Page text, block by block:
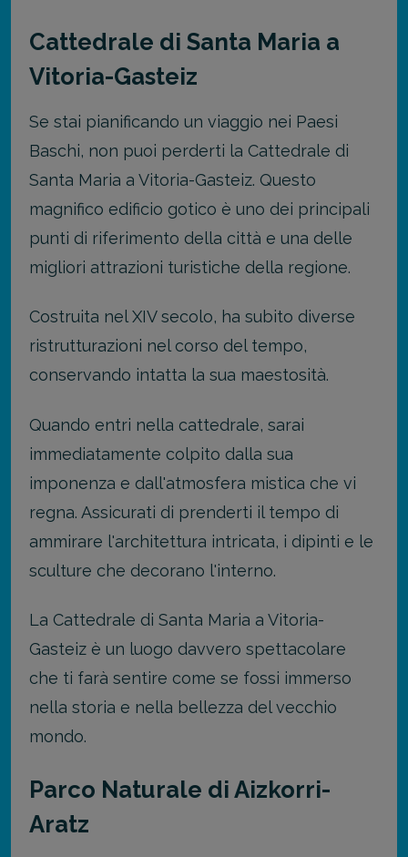
Cattedrale di Santa Maria a
Vitoria-Gasteiz
Se stai pianificando un viaggio nei Paesi
Baschi, non puoi perderti la Cattedrale di
Santa Maria a Vitoria-Gasteiz. Questo
magnifico edificio gotico è uno dei principali
punti di riferimento della città e una delle
migliori attrazioni turistiche della regione.
Costruita nel XIV secolo, ha subito diverse
ristrutturazioni nel corso del tempo,
conservando intatta la sua maestosità.
Quando entri nella cattedrale, sarai
immediatamente colpito dalla sua
imponenza e dall'atmosfera mistica che vi
regna. Assicurati di prenderti il tempo di
ammirare l'architettura intricata, i dipinti e le
sculture che decorano l'interno.
La Cattedrale di Santa Maria a Vitoria-
Gasteiz è un luogo davvero spettacolare
che ti farà sentire come se fossi immerso
nella storia e nella bellezza del vecchio
mondo.
Parco Naturale di Aizkorri-
Aratz